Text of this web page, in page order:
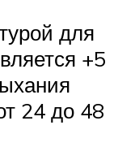
для
+5
24 до 48